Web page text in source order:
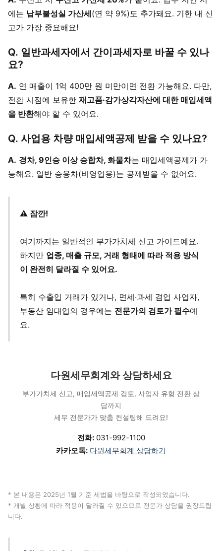
에는 납부불성실 가산세(연 약 9%)도 추가돼요. 기한 내 신
고가 가장 중요해요!
Q. 일반과세자에서 간이과세자로 바꿀 수 있나
요?
A. 연 매출이 1억 400만 원 미만이면 전환 가능해요. 다만,
전환 시점에 보유한 재고품·감가상각자산에 대한 매입세액
을 반환해야 할 수 있어요.
Q. 사업용 차량 매입세액공제 받을 수 있나요?
A. 경차, 9인승 이상 승합차, 화물차는 매입세액공제가 가
능해요. 일반 승용차(비영업용)는 공제받을 수 없어요.
⚠ 잠깐!
여기까지는 일반적인 부가가치세 신고 가이드예요.
하지만 업종, 매출 규모, 거래 형태에 따라 적용 방식
이 완전히 달라질 수 있어요.
특히 수출입 거래가 있거나, 면세·과세 겸업 사업자,
부동산 임대업의 경우에는 전문가의 검토가 필수예
요.
다원세무회계와 상담하세요
부가가치세 신고, 매입세액공제 검토, 사업자 유형 전환 상
담까지
세무 전문가가 맞춤 컨설팅해 드려요!
전화:031-992-1100
카카오톡: 다원세무회계 상담하기
* 본 내용은 2025년 1월 기준 세법을 바탕으로 작성되었습니다.
* 개별 상황에 따라 적용이 달라질 수 있으므로 전문가 상담을 권장드립
니다.